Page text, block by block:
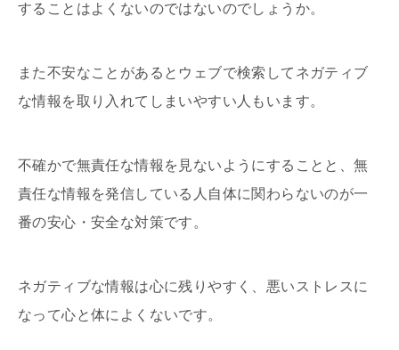
することはよくないのではないのでしょうか。
また不安なことがあるとウェブで検索してネガティブ
な情報を取り入れてしまいやすい人もいます。
不確かで無責任な情報を見ないようにすることと、無
責任な情報を発信している人自体に関わらないのが一
番の安心・安全な対策です。
ネガティブな情報は心に残りやすく、悪いストレスに
なって心と体によくないです。